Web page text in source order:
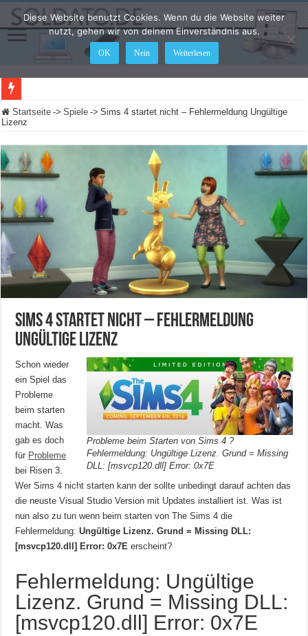
Startseite -> Spiele -> Sims 4 startet nicht – Fehlermeldung Ungültige
Lizenz
Sims 4 startet nicht – Fehlermeldung
Ungültige Lizenz
Probleme beim Starten von Sims 4 ?
Fehlermeldung: Ungültige Lizenz. Grund = Missing
DLL: [msvcp120.dll] Error: 0x7E
Schon wieder
ein Spiel das
Probleme
beim starten
macht. Was
gab es doch
für Probleme
bei Risen 3.
Wer Sims 4 nicht starten kann der sollte unbedingt darauf achten das
die neuste Visual Studio Version mit Updates installiert ist. Was ist
nun also zu tun wenn beim starten von The Sims 4 die
Fehlermeldung: Ungültige Lizenz. Grund = Missing DLL:
[msvcp120.dll] Error: 0x7E erscheint?
Fehlermeldung: Ungültige
Lizenz. Grund = Missing DLL:
[msvcp120.dll] Error: 0x7E
Diese Website benutzt Cookies. Wenn du die Website weiter
nutzt, gehen wir von deinem Einverständnis aus.
OK Nein Weiterlesen